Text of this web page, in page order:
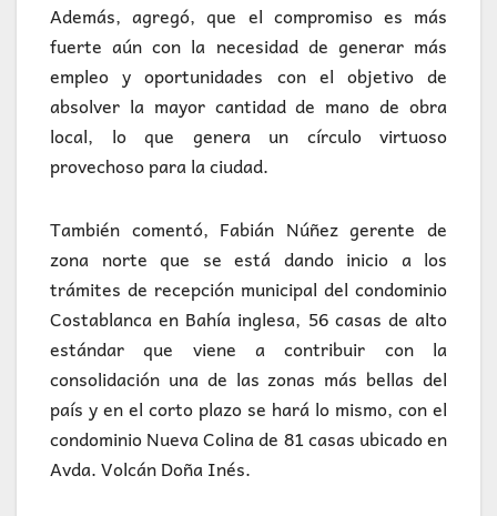
Además, agregó, que el compromiso es más
fuerte aún con la necesidad de generar más
empleo y oportunidades con el objetivo de
absolver la mayor cantidad de mano de obra
local, lo que genera un círculo virtuoso
provechoso para la ciudad.
También comentó, Fabián Núñez gerente de
zona norte que se está dando inicio a los
trámites de recepción municipal del condominio
Costablanca en Bahía inglesa, 56 casas de alto
estándar que viene a contribuir con la
consolidación una de las zonas más bellas del
país y en el corto plazo se hará lo mismo, con el
condominio Nueva Colina de 81 casas ubicado en
Avda. Volcán Doña Inés.